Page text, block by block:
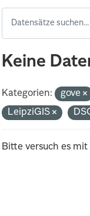
Keine
Kategorien: gove
LeipziGIS
Bitte versuch es